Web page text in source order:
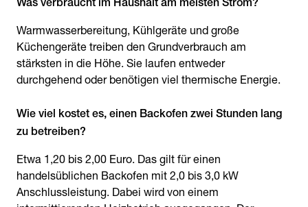
Warmwasserbereitung, Kühlgeräte und große
Küchengeräte treiben den Grundverbrauch am
stärksten in die Höhe. Sie laufen entweder
durchgehend oder benötigen viel thermische Energie.
Wie viel kostet es, einen Backofen zwei Stunden lang
Etwa 1,20 bis 2,00 Euro. Das gilt für einen
handelsüblichen Backofen mit 2,0 bis 3,0 kW
Anschlussleistung. Dabei wird von einem